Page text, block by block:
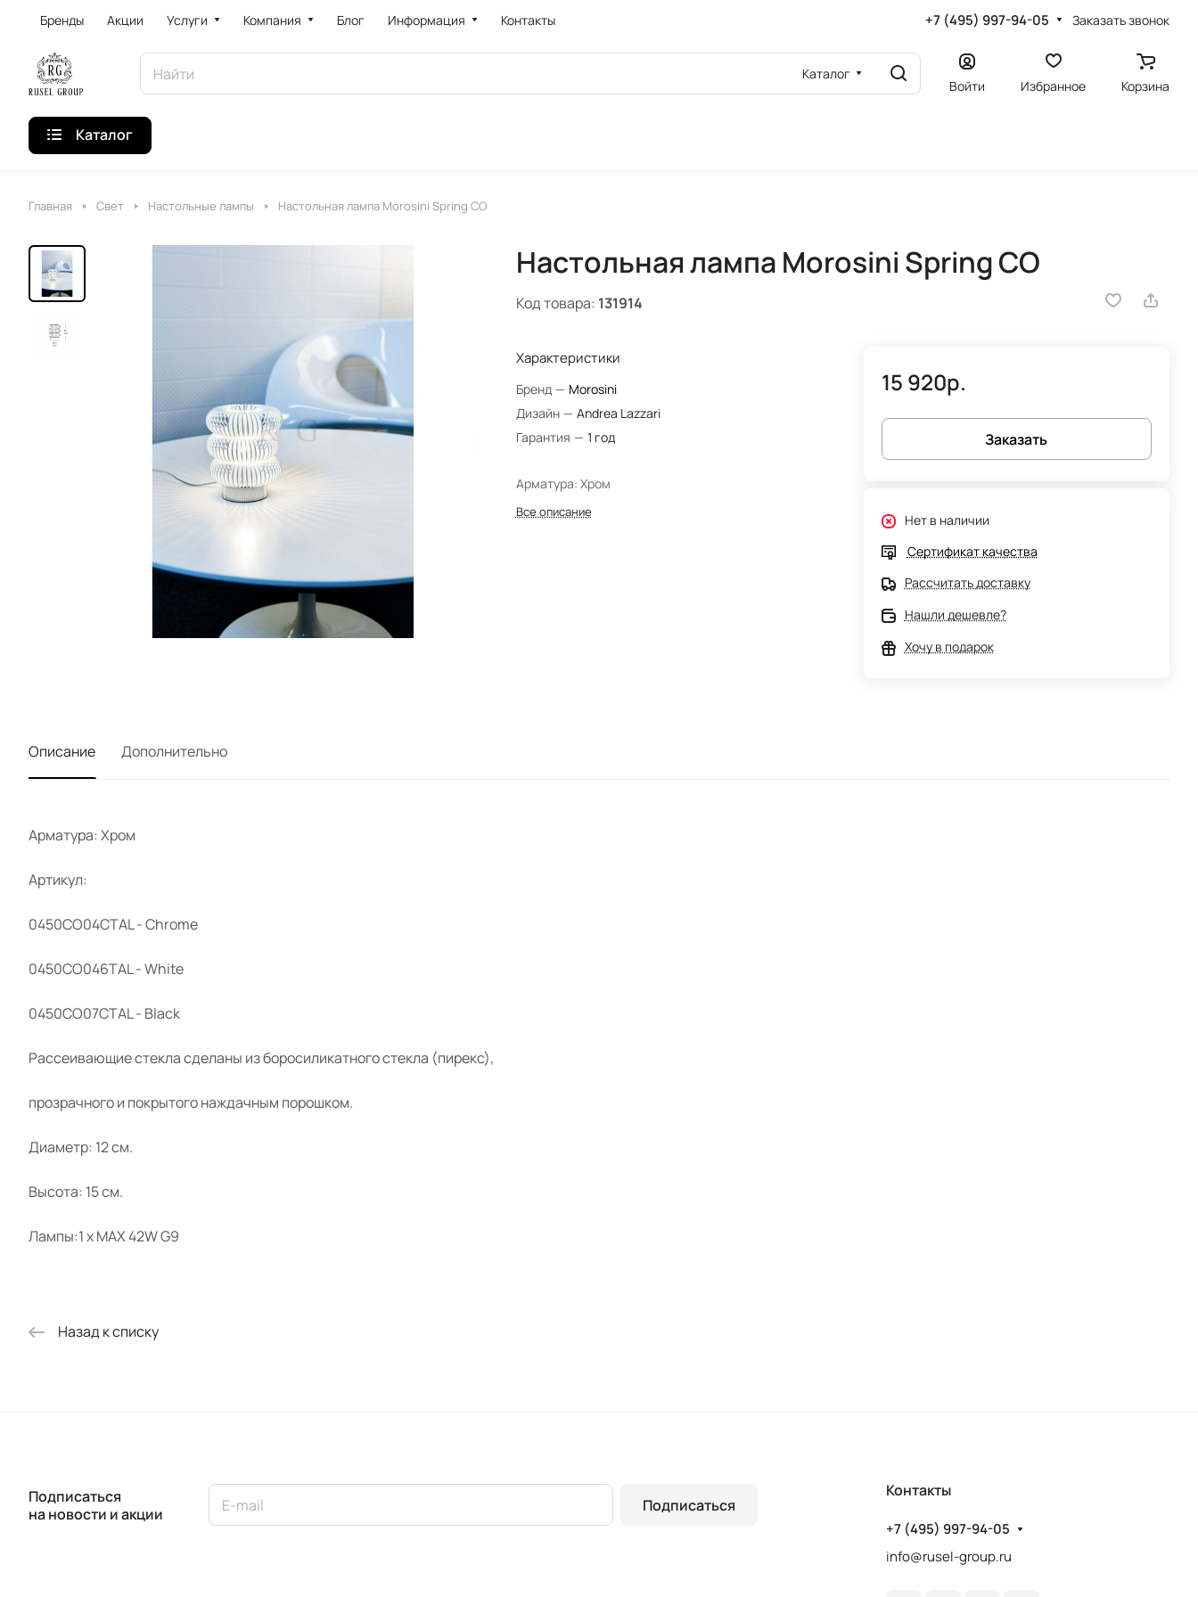
Бренды Акции Услуги Компания Блог Информация Контакты +7 (495) 997-94-05 Заказать звонок
Каталог
Войти Избранное Корзина
Каталог
Главная Свет Настольные лампы Настольная лампа Morosini Spring CO
Настольная лампа Morosini Spring CO
Код товара: 131914
Характеристики
Бренд — Morosini
Дизайн — Andrea Lazzari
Гарантия — 1 год
Арматура: Хром
Все описание
15 920р.
Заказать
Нет в наличии
Сертификат качества
Рассчитать доставку
Нашли дешевле?
Хочу в подарок
Описание Дополнительно
Арматура: Хром
Артикул:
0450CO04CTAL - Chrome
0450CO046TAL - White
0450CO07CTAL - Black
Рассеивающие стекла сделаны из боросиликатного стекла (пирекс),
прозрачного и покрытого наждачным порошком.
Диаметр: 12 см.
Высота: 15 см.
Лампы:1 x MAX 42W G9
Назад к списку
Подписаться
на новости и акции
Подписаться
Контакты
+7 (495) 997-94-05
info@rusel-group.ru